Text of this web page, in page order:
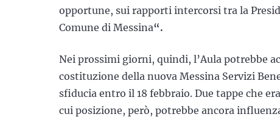
opportune, sui rapporti intercorsi tra la
Comune di Messina“.
Nei prossimi giorni, quindi, l’Aula potrebbe
costituzione della nuova Messina Servizi
sfiducia entro il 18 febbraio. Due tappe che
cui posizione, però, potrebbe ancora